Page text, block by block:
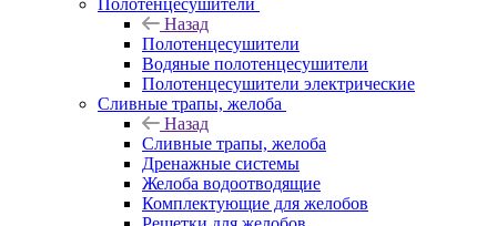
Полотенцесушители
Назад
Полотенцесушители
Водяные полотенцесушители
Полотенцесушители электрические
Сливные трапы, желоба
Назад
Сливные трапы, желоба
Дренажные системы
Желоба водоотводящие
Комплектующие для желобов